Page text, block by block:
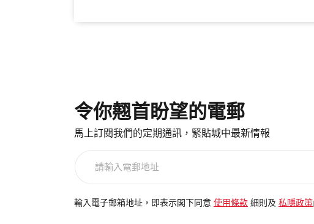
令你翹首盼望的電郵
馬上訂閱我們的定期通訊，緊貼城中最新情報
電
輸入電子郵箱地址，即表示閣下同意 使用條款 細則及 私隱政策